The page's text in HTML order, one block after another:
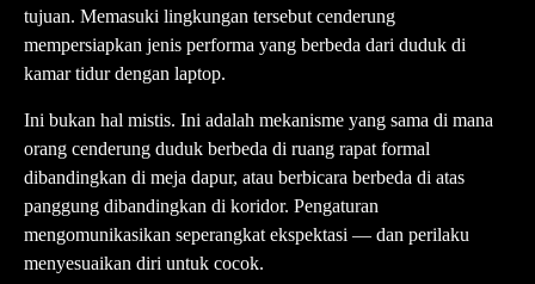
tujuan. Memasuki lingkungan tersebut cenderung
mempersiapkan jenis performa yang berbeda dari duduk di
kamar tidur dengan laptop.
Ini bukan hal mistis. Ini adalah mekanisme yang sama di mana
orang cenderung duduk berbeda di ruang rapat formal
dibandingkan di meja dapur, atau berbicara berbeda di atas
panggung dibandingkan di koridor. Pengaturan
mengomunikasikan seperangkat ekspektasi — dan perilaku
menyesuaikan diri untuk cocok.